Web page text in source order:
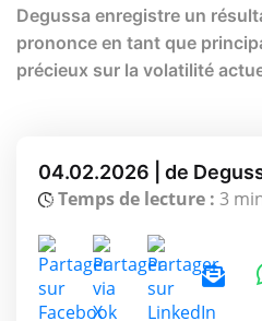
Degussa enregistre un
prononce en tant que
précieux sur la volatilité
04.02.2026 | de
Temps de lecture : 3